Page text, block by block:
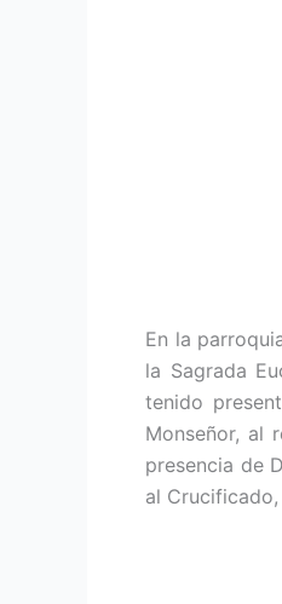
En la
la Sagrada
tenido
Monseñor, al
presencia de
al Crucificado,